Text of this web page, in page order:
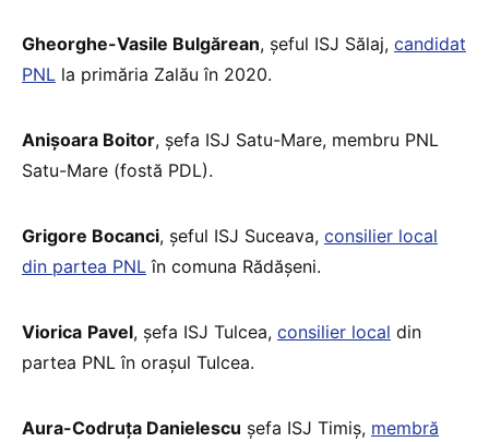
Gheorghe-Vasile Bulgărean, șeful ISJ Sălaj, candidat
PNL la primăria Zalău în 2020.
Anișoara Boitor, șefa ISJ Satu-Mare, membru PNL
Satu-Mare (fostă PDL).
Grigore Bocanci, șeful ISJ Suceava, consilier local
din partea PNL în comuna Rădășeni.
Viorica Pavel, șefa ISJ Tulcea, consilier local din
partea PNL în orașul Tulcea.
Aura-Codruța Danielescu șefa ISJ Timiș, membră